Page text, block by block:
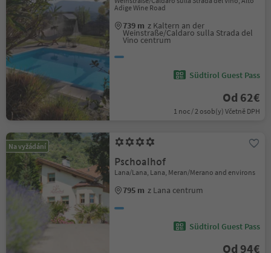
Adige Wine Road
739 m z Kaltern an der
Weinstraße/Caldaro sulla Strada del
Vino centrum
Südtirol Guest Pass
Od 62€
1 noc / 2 osob(y) Včetně DPH
Na vyžádání
Pschoalhof
Lana/Lana, Lana, Meran/Merano and environs
795 m z Lana centrum
Südtirol Guest Pass
Od 94€